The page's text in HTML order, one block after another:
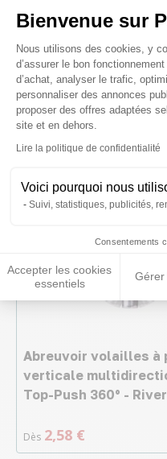
Bienvenue sur
Plateforme de
Nous utilisons des cookies, y
d’assurer le bon
d’achat, analyser le trafic,
personnaliser des annonces
proposer des offres adaptées
site et en dehors.
Lire la politique de confidentialité
Voici pourquoi nous
Suivi, statistiques, publicités,
Consentements
Accepter les cookies
essentiels
Gérer
Ces
Abreuvoir volailles à
verticale
Top-Push 360° -
Dès 2,58 €